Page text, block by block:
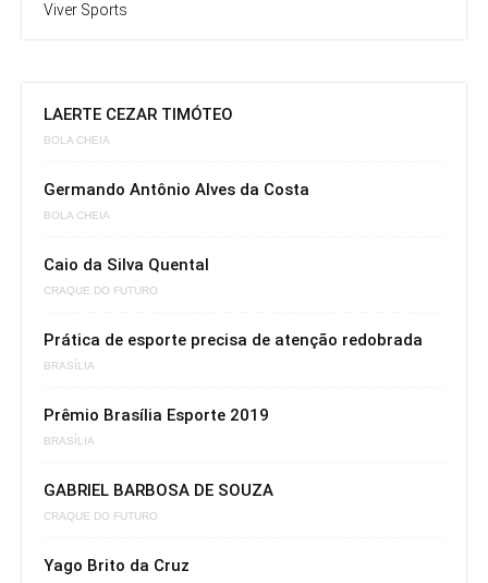
Viver Sports
LAERTE CEZAR TIMÓTEO
BOLA CHEIA
Germando Antônio Alves da Costa
BOLA CHEIA
Caio da Silva Quental
CRAQUE DO FUTURO
Prática de esporte precisa de atenção redobrada
BRASÍLIA
Prêmio Brasília Esporte 2019
BRASÍLIA
GABRIEL BARBOSA DE SOUZA
CRAQUE DO FUTURO
Yago Brito da Cruz